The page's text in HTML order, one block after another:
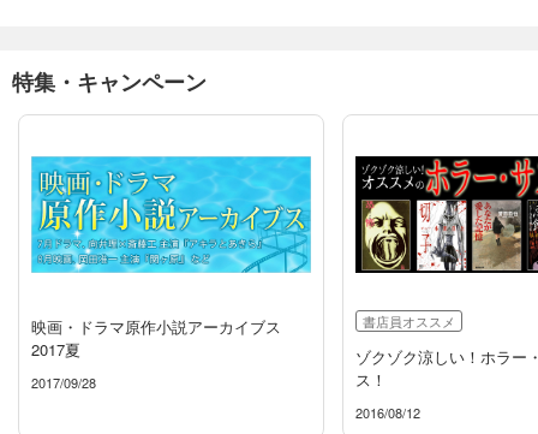
特集・キャンペーン
映画・ドラマ原作小説アーカイブス
2017夏
2017/09/28
書店員オススメ
ゾクゾク涼しい！ホラー
ス！
2016/08/12